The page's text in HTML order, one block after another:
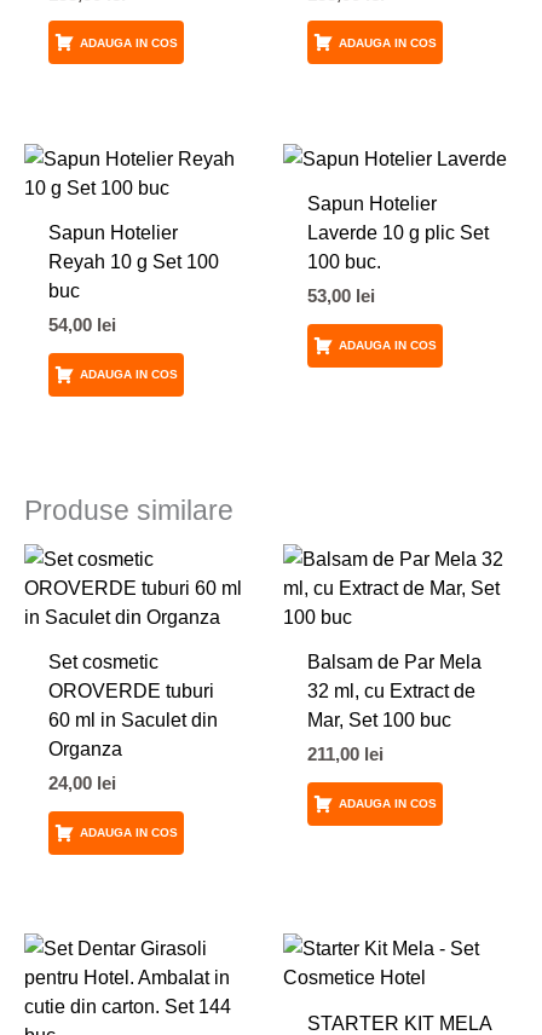
ADAUGA IN COS ADAUGA IN COS
Sapun Hotelier
Reyah 10 g Set 100
buc
54,00 lei
ADAUGA IN COS
Sapun Hotelier
Laverde 10 g plic Set
100 buc.
53,00 lei
ADAUGA IN COS
Produse similare
Set cosmetic
OROVERDE tuburi
60 ml in Saculet din
Organza
24,00 lei
ADAUGA IN COS
Balsam de Par Mela
32 ml, cu Extract de
Mar, Set 100 buc
211,00 lei
ADAUGA IN COS
STARTER KIT MELA